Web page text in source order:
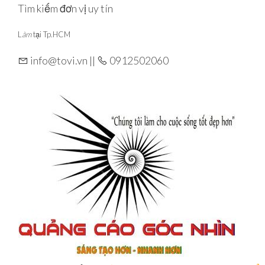
Skip
content
Tìm kiếm đơn vị uy tín
L àmtại Tp.HCM
info@tovi.vn || 0912502060